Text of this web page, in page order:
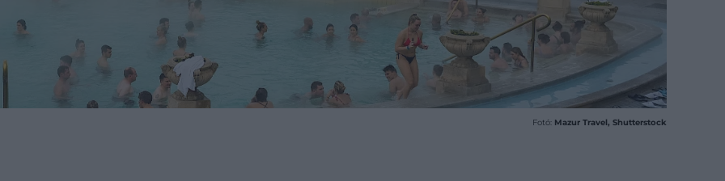
Fotó: Mazur Travel, Shutterstock